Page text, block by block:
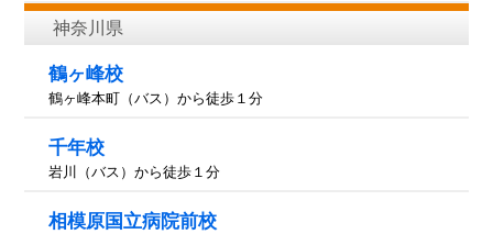
神奈川県
鶴ヶ峰校
鶴ヶ峰本町（バス）から徒歩１分
千年校
岩川（バス）から徒歩１分
相模原国立病院前校